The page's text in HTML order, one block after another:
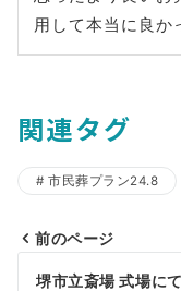
用して本当に良か
関連タグ
市民葬プラン24.8
投
前のページ
堺市立斎場 式場にて